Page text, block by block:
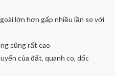
lớn hơn gấp nhiều lần so với
cũng rất cao
của đất, quanh co, dốc